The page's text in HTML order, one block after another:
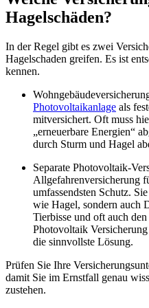
Hagelschäden?
In der Regel gibt es zwei
Hagelschaden greifen. Es ist
kennen.
Photovoltaikanlage als
mitversichert. Oft muss
„erneuerbare Energien“
durch Sturm und Hagel
Separate Photovoltaik-
Allgefahrenversicherung
umfassendsten Schutz.
wie Hagel, sondern auch
Tierbisse und oft auch
Photovoltaik
die sinnvollste Lösung.
Prüfen Sie Ihre
damit Sie im Ernstfall genau
zustehen.